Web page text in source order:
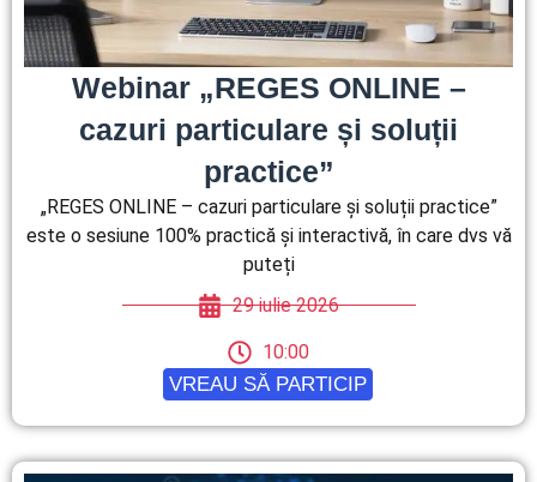
Webinar „REGES ONLINE –
cazuri particulare și soluții
practice”
„REGES ONLINE – cazuri particulare și soluții practice”
este o sesiune 100% practică și interactivă, în care dvs vă
puteți
29 iulie 2026
10:00
VREAU SĂ PARTICIP